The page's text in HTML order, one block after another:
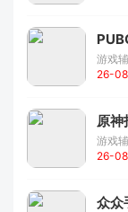
游戏
26-
原
游戏
26-
众众